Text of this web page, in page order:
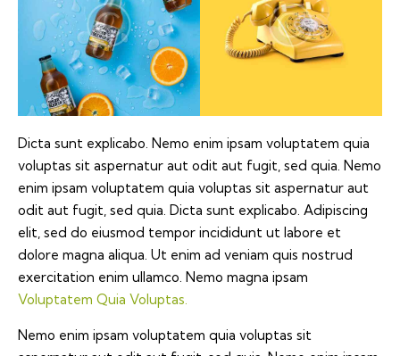
Dicta sunt explicabo. Nemo enim ipsam voluptatem quia
voluptas sit aspernatur aut odit aut fugit, sed quia. Nemo
enim ipsam voluptatem quia voluptas sit aspernatur aut
odit aut fugit, sed quia. Dicta sunt explicabo. Adipiscing
elit, sed do eiusmod tempor incididunt ut labore et
dolore magna aliqua. Ut enim ad veniam quis nostrud
exercitation enim ullamco. Nemo magna ipsam
Voluptatem Quia Voluptas.
Nemo enim ipsam voluptatem quia voluptas sit